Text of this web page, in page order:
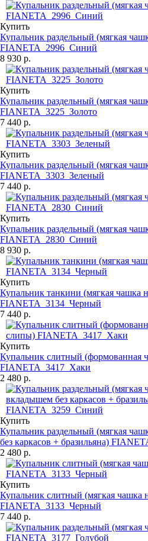
Купить
Купальник раздельный (мягкая
FIANETA_2996_Синий
8 930 р.
Купить
Купальник раздельный (мягкая
FIANETA_3225_Золото
7 440 р.
Купить
Купальник раздельный (мягкая
FIANETA_3303_Зеленый
7 440 р.
Купить
Купальник раздельный (мягкая
FIANETA_2830_Синий
8 930 р.
Купить
Купальник танкини (мягкая чашка
FIANETA_3134_Черный
7 440 р.
Купить
Купальник слитный (формованная
FIANETA_3417_Хаки
2 480 р.
Купить
Купальник раздельный (мягкая
без каркасов + бразильяна)
2 480 р.
Купить
Купальник слитный (мягкая чашка
FIANETA_3133_Черный
7 440 р.